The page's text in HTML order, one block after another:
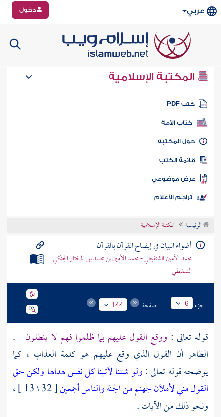
عربي دخول
المكتبة الإسلامية
كتب PDF
كتاب الأمة
المكتبة
الكتب
موضوعي
تراجم الأعلام
الرئيسية المكتبة الإسلامية
أضواء البيان في إيضاح القرآن بالقرآن
محمد الأمين الشنقيطي - محمد الأمين بن محمد بن المختار الجنكي
الشنقيطي
جزء 6 صفحة 144
قوله تعالى : ووقع القول عليهم بما ظلموا فهم لا ينطقون .
الظاهر أن القول الذي وقع عليهم هو كلمة العذاب ، كما
يوضحه قوله تعالى :ولو شئنا لآتينا كل نفس هداها ولكن حق
القول مني لأملأن جهنم من الجنة والناس أجمعين
[ 32 \ 13 ] ،
ونحو ذلك من الآيات .